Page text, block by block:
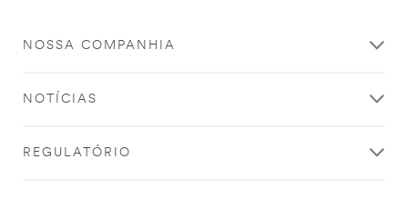
NOSSA COMPANHIA
NOTÍCIAS
REGULATÓRIO